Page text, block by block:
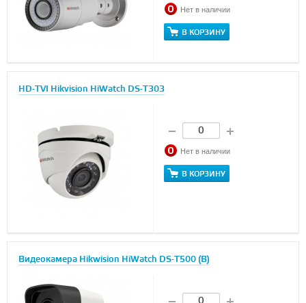
Нет в наличии
В КОРЗИНУ
HD-TVI Hikvision HiWatch DS-T303
Нет в наличии
В КОРЗИНУ
Видеокамера Hikwision HiWatch DS-T500 (B)